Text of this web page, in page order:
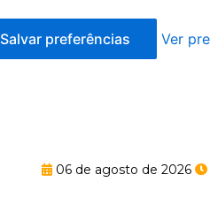
Salvar preferências
Ver
06 de agosto de 2026